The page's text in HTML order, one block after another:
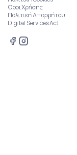
Όροι Χρήσης
Πολιτική Απορρήτου
Digital Services Act